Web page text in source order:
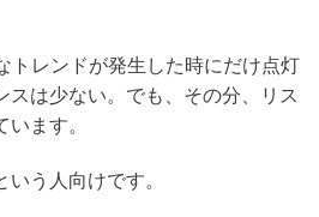
トレンドが発生した時にだけ点灯
スは少ない。でも、その分、リス
ます。
いう人向けです。